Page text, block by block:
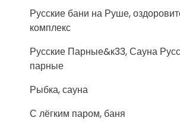
Русские бани на Руше,
комплекс
Русские Парные&к33, Сауна
парные
Рыбка, сауна
С лёгким паром, баня